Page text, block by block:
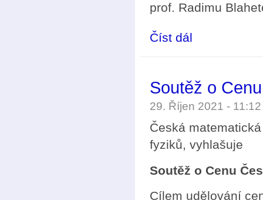
prof. Radimu
Číst dál
Soutěž o
29. Říjen 2021 -
Česká
fyziků, vyhlašuje
Soutěž o Cenu
Cílem udělování